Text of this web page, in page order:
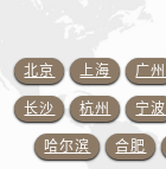
北京 上海 广州
长沙 杭州 宁波
哈尔滨 合肥